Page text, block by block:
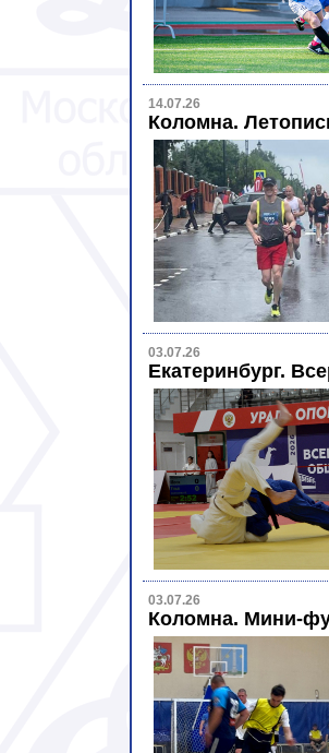
14.07.26
Коломна.
03.07.26
Екатеринбург.
03.07.26
Коломна. Мини-